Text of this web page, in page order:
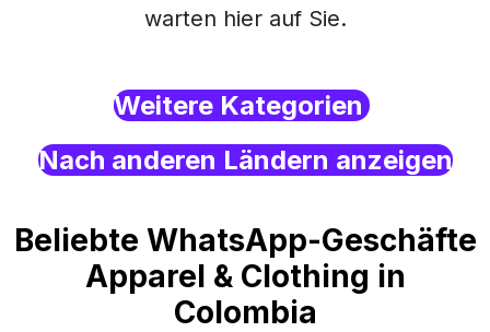
warten hier auf Sie.
Weitere Kategorien
Nach anderen Ländern anzeigen
Beliebte WhatsApp-Geschäfte
Apparel & Clothing in
Colombia